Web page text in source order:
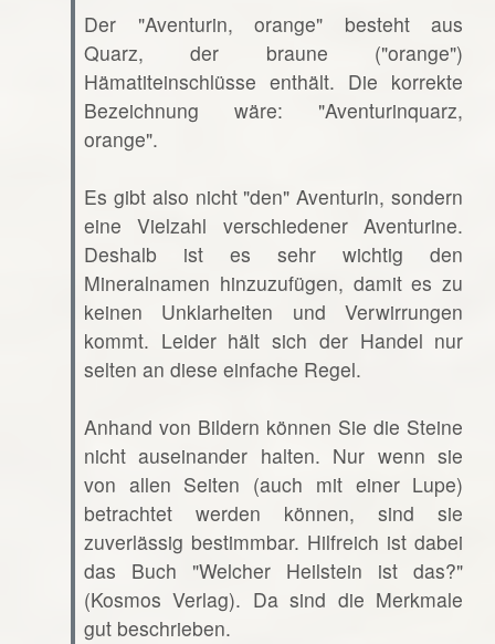
Der "Aventurin, orange" besteht aus
Quarz, der braune ("orange")
Hämatiteinschlüsse enthält. Die korrekte
Bezeichnung wäre: "Aventurinquarz,
orange".
Es gibt also nicht "den" Aventurin, sondern
eine Vielzahl verschiedener Aventurine.
Deshalb ist es sehr wichtig den
Mineralnamen hinzuzufügen, damit es zu
keinen Unklarheiten und Verwirrungen
kommt. Leider hält sich der Handel nur
selten an diese einfache Regel.
Anhand von Bildern können Sie die Steine
nicht auseinander halten. Nur wenn sie
von allen Seiten (auch mit einer Lupe)
betrachtet werden können, sind sie
zuverlässig bestimmbar. Hilfreich ist dabei
das Buch "Welcher Heilstein ist das?"
(Kosmos Verlag). Da sind die Merkmale
gut beschrieben.